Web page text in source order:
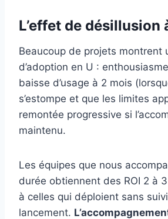
L’effet de désillusion
Beaucoup de projets montrent
d’adoption en U :
baisse d’usage à 2 mois
s’estompe et que les limites
remontée progressive si
maintenu.
Les équipes que nous
durée obtiennent des ROI 2 à
à celles qui déploient sans
lancement.